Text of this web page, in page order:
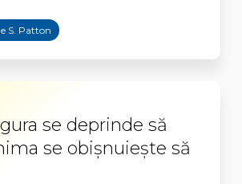
S. Patton
se deprinde să
se obișnuiește să